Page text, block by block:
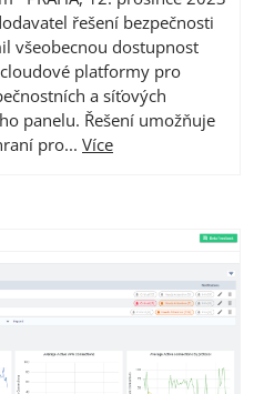
řešení bezpečnosti
všeobecnou dostupnost
platformy pro
a síťových
panelu. Řešení umožňuje
pro... Více